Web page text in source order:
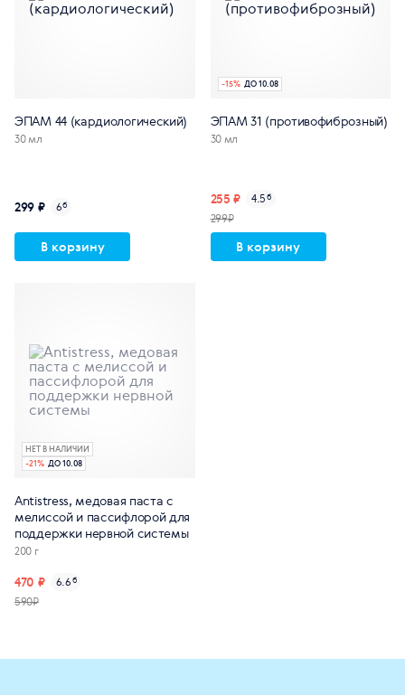
ЭПАМ 44 (кардиологический)
30 мл
299 ₽ 6б
В корзину
-15% ДО 10.08
ЭПАМ 31 (противофиброзный)
30 мл
255 ₽ 4.5б
299₽
В корзину
-21% ДО 10.08
НЕТ В НАЛИЧИИ
Antistress, медовая паста с
мелиссой и пассифлорой для
поддержки нервной системы
200 г
470 ₽ 6.6б
590₽